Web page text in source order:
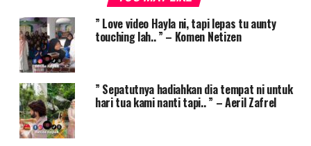
” Love video Hayla ni, tapi lepas tu aunty
touching lah.. ” – Komen Netizen
” Sepatutnya hadiahkan dia tempat ni untuk
hari tua kami nanti tapi.. ” – Aeril Zafrel